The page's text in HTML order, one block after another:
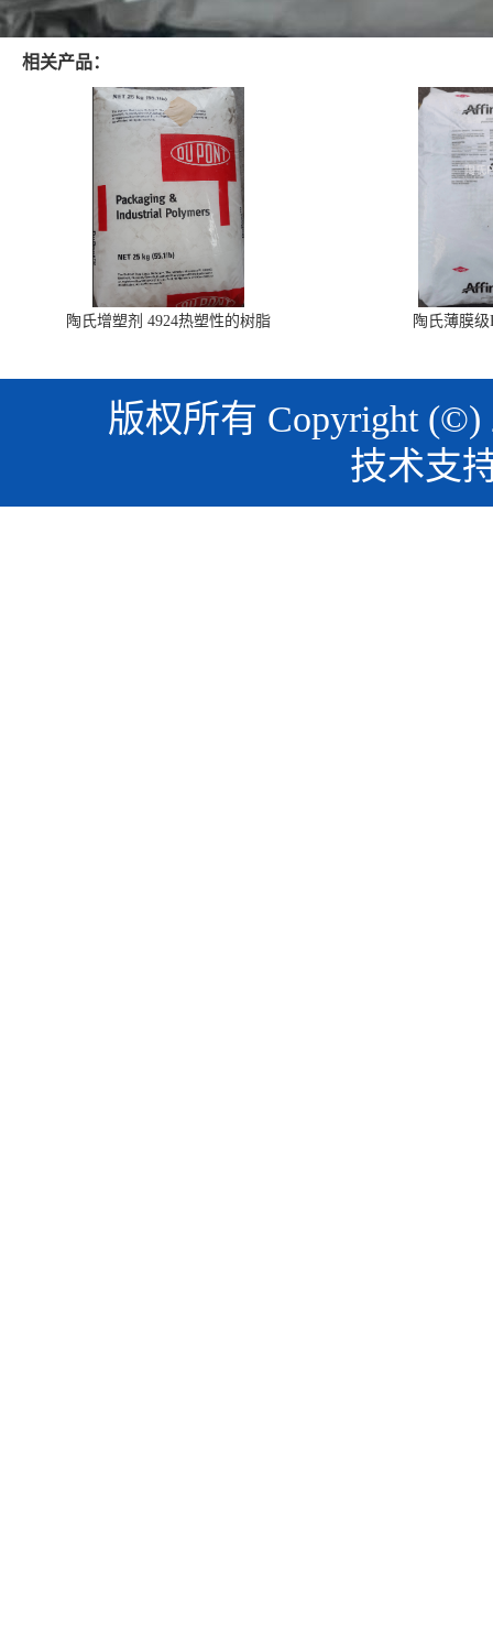
相关产品：
陶氏增塑剂 4924热塑性的树脂 陶氏薄膜级
版权所有 Copyright
技术支